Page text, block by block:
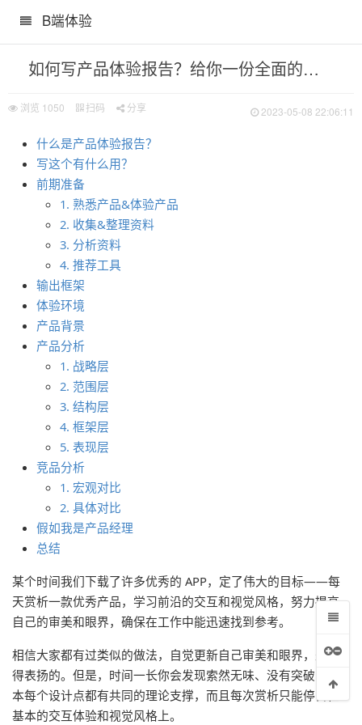
B端体验
如何写产品体验报告？给你一份全面的入门指南！
浏览 1050 扫码 分享 2023-05-08 22:06:11
什么是产品体验报告？
写这个有什么用？
前期准备
1. 熟悉产品&体验产品
2. 收集&整理资料
3. 分析资料
4. 推荐工具
输出框架
体验环境
产品背景
产品分析
1. 战略层
2. 范围层
3. 结构层
4. 框架层
5. 表现层
竞品分析
1. 宏观对比
2. 具体对比
假如我是产品经理
总结
某个时间我们下载了许多优秀的 APP，定了伟大的目标——每
天赏析一款优秀产品，学习前沿的交互和视觉风格，努力提高
自己的审美和眼界，确保在工作中能迅速找到参考。
相信大家都有过类似的做法，自觉更新自己审美和眼界，是值
得表扬的。但是，时间一长你会发现索然无味、没有突破，基
本每个设计点都有共同的理论支撑，而且每次赏析只能停留在
基本的交互体验和视觉风格上。
优化